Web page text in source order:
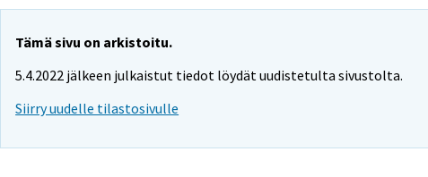
Tämä sivu on arkistoitu.
5.4.2022 jälkeen julkaistut tiedot löydät uudistetulta sivustolta.
Siirry uudelle tilastosivulle